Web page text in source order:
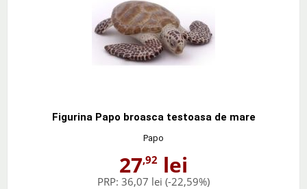
Figurina Papo broasca testoasa de mare
Papo
27,92 lei
PRP: 36,07 lei (-22,59%)